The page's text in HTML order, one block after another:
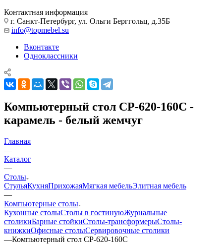
Контактная информация
г. Санкт-Петербург, ул. Ольги Берггольц, д.35Б
info@topmebel.su
Вконтакте
Одноклассники
Компьютерный стол СР-620-160С -
карамель - белый жемчуг
Главная
—
Каталог
—
Столы
СтульяКухняПрихожаяМягкая мебельЭлитная мебель
—
Компьютерные столы
Кухонные столыСтолы в гостинуюЖурнальные
столикиБарные стойкиСтолы-трансформерыСтолы-
книжкиОфисные столыСервировочные столики
—Компьютерный стол СР-620-160С